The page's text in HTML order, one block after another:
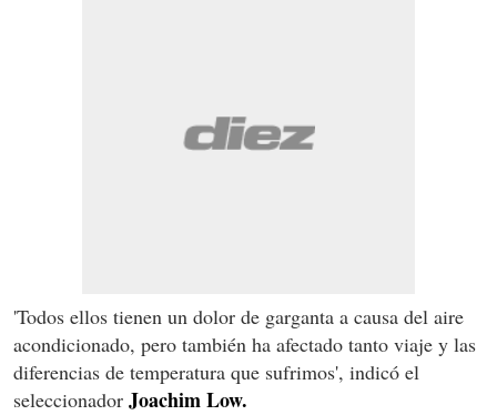
'Todos ellos tienen un dolor de garganta a causa del aire
acondicionado, pero también ha afectado tanto viaje y las
diferencias de temperatura que sufrimos', indicó el
seleccionador Joachim Low.